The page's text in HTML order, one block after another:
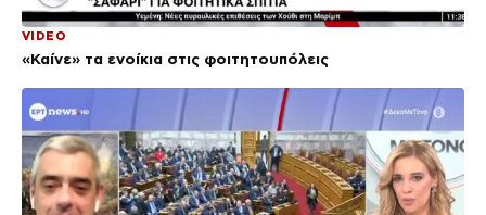
VIDEO
«Καίνε» τα ενοίκια στις φοιτητουπόλεις